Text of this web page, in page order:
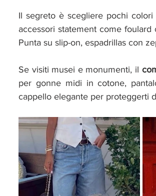
Il segreto è scegliere pochi
accessori statement come
Punta su slip-on, espadrillas con
Se visiti musei e monumenti, il
per gonne midi in cotone,
cappello elegante per proteggerti